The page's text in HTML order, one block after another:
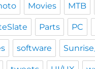
Movies MTB
Parts PC
software